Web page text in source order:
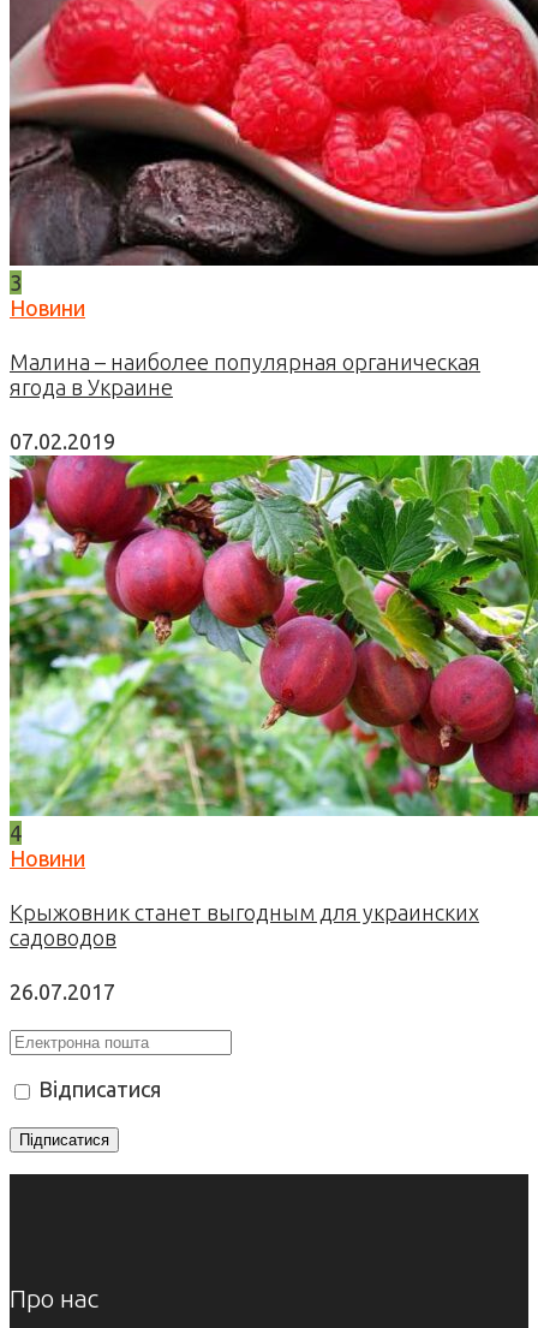
3
Новини
Малина – наиболее популярная органическая
ягода в Украине
07.02.2019
4
Новини
Крыжовник станет выгодным для украинских
садоводов
26.07.2017
Відписатися
Про нас